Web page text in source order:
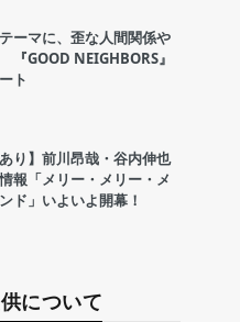
ーマに、歪な人間関係や
GOOD NEIGHBORS』
ト
あり】前川昂哉・谷内伸也
報「メリー・メリー・メ
ド」いよいよ開幕！
について